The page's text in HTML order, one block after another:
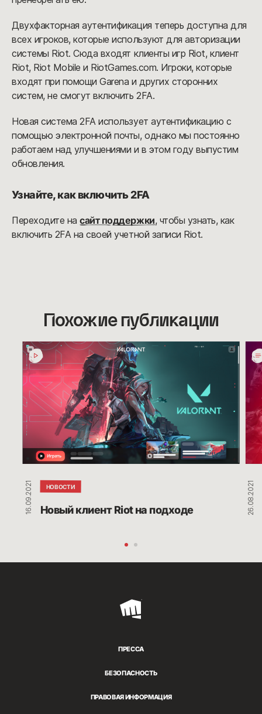
Двухфакторная аутентификация теперь доступна для
всех игроков, которые используют для авторизации
системы Riot. Сюда входят клиенты игр Riot, клиент
Riot, Riot Mobile и RiotGames.com. Игроки, которые
входят при помощи Garena и других сторонних
систем, не смогут включить 2FA.
Новая система 2FA использует аутентификацию с
помощью электронной почты, однако мы постоянно
работаем над улучшениями и в этом году выпустим
обновления.
Узнайте, как включить 2FA
Переходите насайт поддержки, чтобы узнать, как
включить 2FA на своей учетной записи Riot.
Похожие публикации
Новый
клиент
Riot
на
подходе
НОВОСТИ
Новый клиент Riot на подходе
16.09.2021
Riot
26.08.2021
Riot
ПРЕССА
БЕЗОПАСНОСТЬ
ПРАВОВАЯ ИНФОРМАЦИЯ